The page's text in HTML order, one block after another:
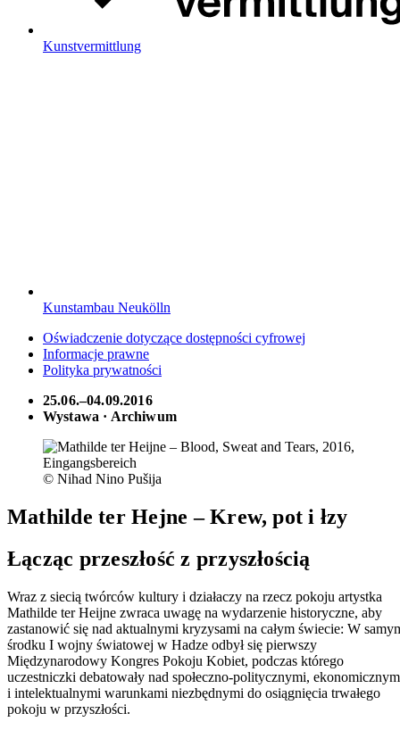
Kunstvermittlung
Kunstambau Neukölln
Oświadczenie dotyczące dostępności cyfrowej
Informacje prawne
Polityka prywatności
25.06.–04.09.2016
Wystawa · Archiwum
© Nihad Nino Pušija
Mathilde ter Hejne – Krew, pot i łzy
Łącząc przeszłość z przyszłością
Wraz z siecią twórców kultury i działaczy na rzecz pokoju artystka
Mathilde ter Heijne zwraca uwagę na wydarzenie historyczne, aby
zastanowić się nad aktualnymi kryzysami na całym świecie: W
środku I wojny światowej w Hadze odbył się pierwszy
Międzynarodowy Kongres Pokoju Kobiet, podczas którego
uczestniczki debatowały nad społeczno-politycznymi,
i intelektualnymi warunkami niezbędnymi do osiągnięcia trwałego
pokoju w przyszłości.